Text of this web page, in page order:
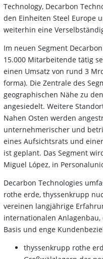
Technology, Decarbon
den Einheiten Steel Europe
weiterhin eine
Im neuen Segment
15.000 Mitarbeitende tätig
einen Umsatz von rund 3
forma). Die Zentrale des
geographischen Nähe zu
angesiedelt. Weitere
Nahen Osten werden
unternehmerischer und
eines Aufsichtsrats und
ist geplant. Das Segment
Miguel López, in
Decarbon Technologies
rothe erde, thyssenkrupp
vereinen langjährige
internationalen
Basis und enge
thyssenkrupp rothe